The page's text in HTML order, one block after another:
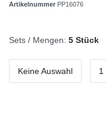
Artikelnummer PP16076
Sets / Mengen: 5 Stück
Keine Auswahl 1